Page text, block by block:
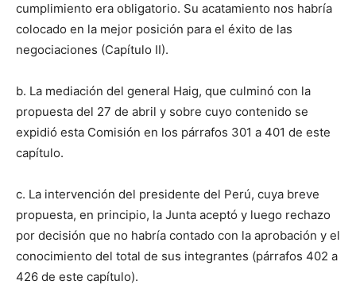
cumplimiento era obligatorio. Su acatamiento nos habría
colocado en la mejor posición para el éxito de las
negociaciones (Capítulo II).
b. La mediación del general Haig, que culminó con la
propuesta del 27 de abril y sobre cuyo contenido se
expidió esta Comisión en los párrafos 301 a 401 de este
capítulo.
c. La intervención del presidente del Perú, cuya breve
propuesta, en principio, la Junta aceptó y luego rechazo
por decisión que no habría contado con la aprobación y el
conocimiento del total de sus integrantes (párrafos 402 a
426 de este capítulo).